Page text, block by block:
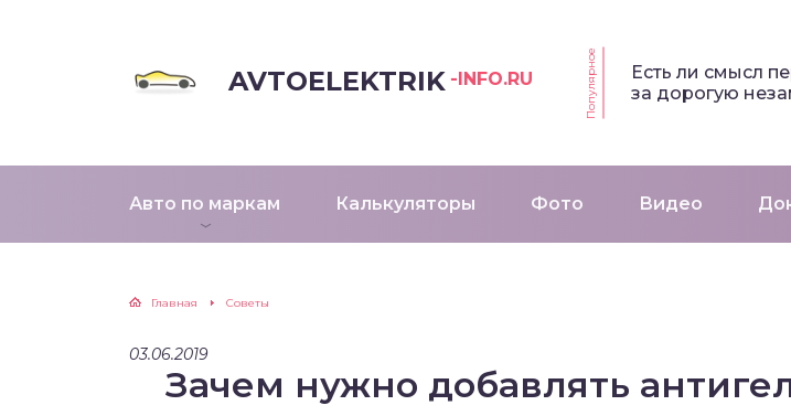
AVTOELEKTRIK -INFO.RU Популярное
Есть ли смысл
за дорогую
Авто по маркам Калькуляторы Фото Видео
Главная Советы
03.06.2019
Зачем нужно добавлять